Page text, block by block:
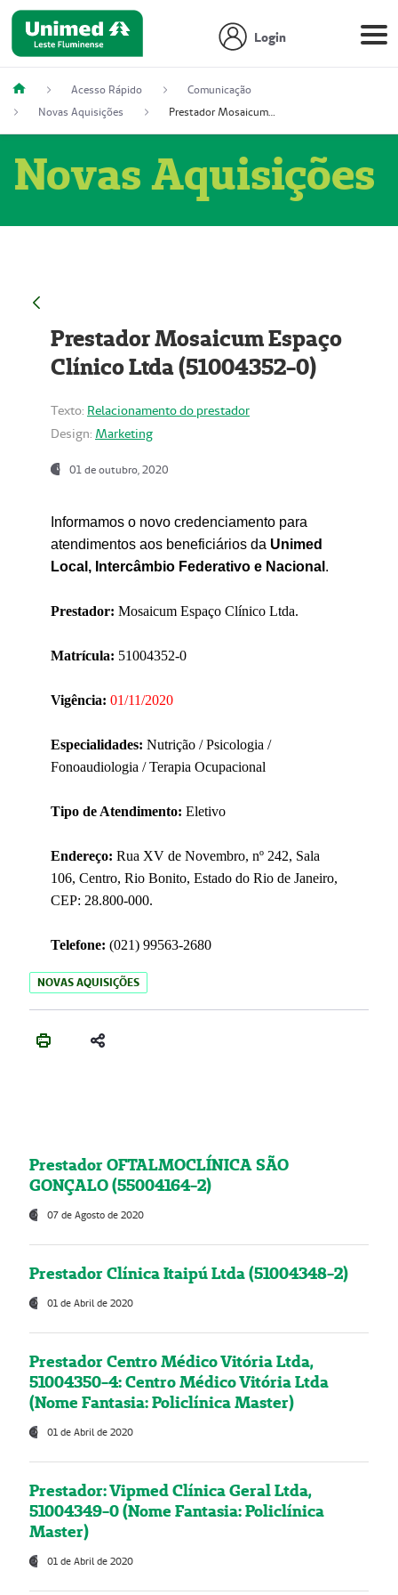
Login
Acesso Rápido
Comunicação
Novas Aquisições
Prestador Mosaicum Espaço Clínico Ltda (51004352-0)
Novas Aquisições
Prestador Mosaicum Espaço
Clínico Ltda (51004352-0)
Texto: Relacionamento do prestador
Design: Marketing
01 de outubro, 2020
Informamos o novo credenciamento para
atendimentos aos beneficiários da Unimed
Local, Intercâmbio Federativo e Nacional .
Prestador: Mosaicum Espaço Clínico Ltda.
Matrícula: 51004352-0
Vigência: 01/11/2020
Especialidades: Nutrição / Psicologia /
Fonoaudiologia / Terapia Ocupacional
Tipo de Atendimento: Eletivo
Endereço: Rua XV de Novembro, nº 242, Sala
106, Centro, Rio Bonito, Estado do Rio de Janeiro,
CEP: 28.800-000.
Telefone: (021) 99563-2680
NOVAS AQUISIÇÕES
Prestador OFTALMOCLÍNICA SÃO
GONÇALO (55004164-2)
07 de Agosto de 2020
Prestador Clínica Itaipú Ltda (51004348-2)
01 de Abril de 2020
Prestador Centro Médico Vitória Ltda,
51004350-4: Centro Médico Vitória Ltda
(Nome Fantasia: Policlínica Master)
01 de Abril de 2020
Prestador: Vipmed Clínica Geral Ltda,
51004349-0 (Nome Fantasia: Policlínica
Master)
01 de Abril de 2020